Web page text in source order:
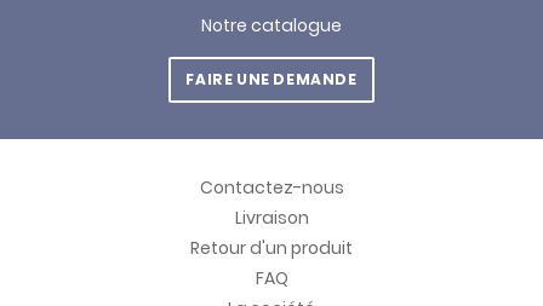
Notre catalogue
FAIRE UNE DEMANDE
Contactez-nous
Livraison
Retour d'un produit
FAQ